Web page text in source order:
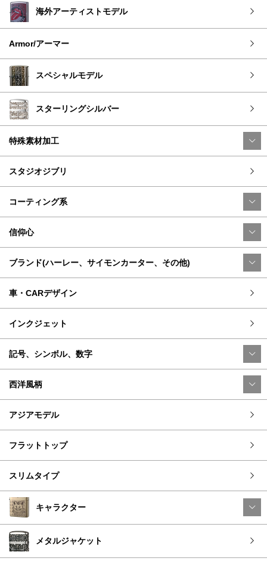
海外アーティストモデル
Armor/アーマー
スペシャルモデル
スターリングシルバー
特殊素材加工
スタジオジブリ
コーティング系
信仰心
ブランド(ハーレー、サイモンカーター、その他)
車・CARデザイン
インクジェット
記号、シンボル、数字
西洋風柄
アジアモデル
フラットトップ
スリムタイプ
キャラクター
メタルジャケット